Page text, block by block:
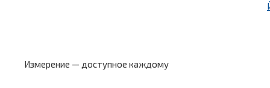
Измерение — доступное каждому